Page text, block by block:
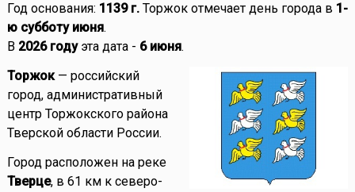
Год основания: 1139 г.Торжок отмечает день города в 1-
ю субботу июня.
В 2026 годуэта дата - 6 июня.
Торжок— российский
город, административный
центр Торжокского района
Тверской области России.
Город расположен на реке
Тверце, в 61 км к северо-